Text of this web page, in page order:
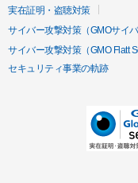
実在証明・盗聴対策
サイバー攻撃対策（GMOサイ
サイバー攻撃対策（GMO Flatt
セキュリティ事業の軌跡